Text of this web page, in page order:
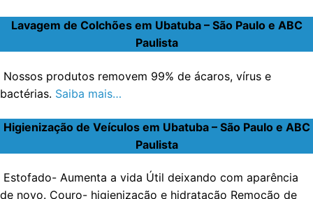
Lavagem de Colchões em Ubatuba – São Paulo e ABC
Paulista
Nossos produtos removem 99% de ácaros, vírus e
bactérias. Saiba mais…
Higienização de Veículos em Ubatuba – São Paulo e ABC
Paulista
Estofado- Aumenta a vida Útil deixando com aparência
de novo. Couro- higienização e hidratação Remoção de